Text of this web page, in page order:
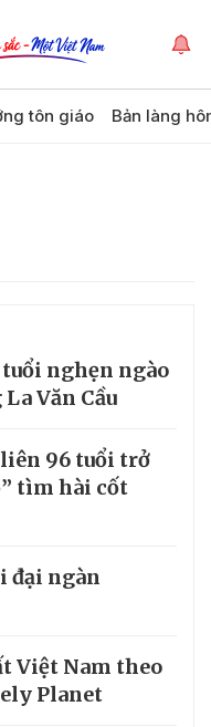
tôn giáo Bản làng
nghẹn ngào
Văn Cầu
liên 96 tuổi trở
tìm hài cốt
đại ngàn
Việt Nam theo
Planet